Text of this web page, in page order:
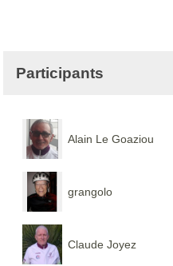
Participants
Alain Le Goaziou
grangolo
Claude Joyez